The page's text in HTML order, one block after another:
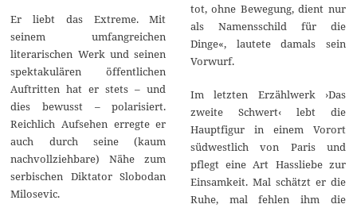
Er liebt das Extreme. Mit
seinem umfangreichen
literarischen Werk und seinen
spektakulären öffentlichen
Auftritten hat er stets – und
dies bewusst – polarisiert.
Reichlich Aufsehen erregte er
auch durch seine (kaum
nachvollziehbare) Nähe zum
serbischen Diktator Slobodan
Milosevic.
tot, ohne Bewegung, dient nur
als Namensschild für die
Dinge«, lautete damals sein
Vorwurf.
Im letzten Erzählwerk ›Das
zweite Schwert‹ lebt die
Hauptfigur in einem Vorort
südwestlich von Paris und
pflegt eine Art Hassliebe zur
Einsamkeit. Mal schätzt er die
Ruhe, mal fehlen ihm die